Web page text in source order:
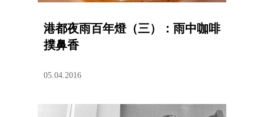
港都夜雨百年燈（三）：雨中咖啡
撲鼻香
05.04.2016